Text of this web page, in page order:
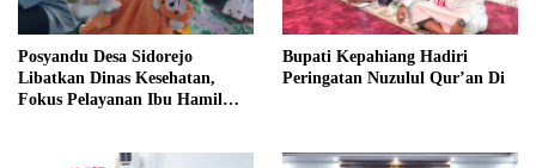
Posyandu Desa Sidorejo
Libatkan Dinas Kesehatan,
Fokus Pelayanan Ibu Hamil
Bupati Kepahiang Hadiri
Peringatan Nuzulul Qur’an Di